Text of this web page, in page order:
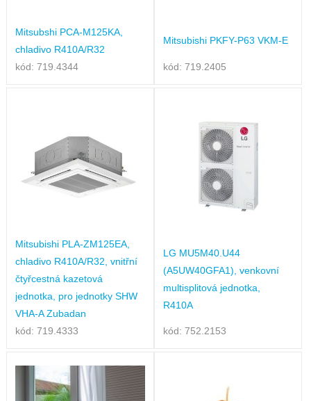
Mitsubshi PCA-M125KA,
chladivo R410A/R32
kód: 719.4344
Mitsubishi PKFY-P63 VKM-E
kód: 719.2405
Mitsubishi PLA-ZM125EA,
chladivo R410A/R32, vnitřní
čtyřcestná kazetová
jednotka, pro jednotky SHW
VHA-A Zubadan
kód: 719.4333
LG MU5M40.U44
(A5UW40GFA1), venkovní
multisplitová jednotka,
R410A
kód: 752.2153